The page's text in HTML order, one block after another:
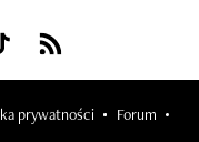
us on Tiktok
Visit us on Rss
prywatności Forum